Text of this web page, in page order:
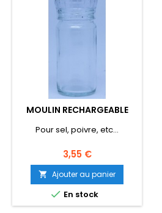
MOULIN RECHARGEABLE
Pour sel, poivre, etc...
Prix
3,55 €
 Ajouter au panier
 En stock